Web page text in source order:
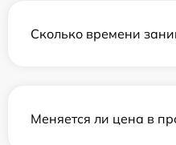
Сколько времени
Меняется ли цена в